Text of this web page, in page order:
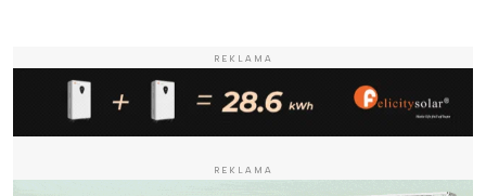
REKLAMA
REKLAMA